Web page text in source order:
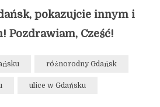
pokazujcie innym i
Pozdrawiam, Cześć!
różnorodny Gdańsk
ulice w Gdańsku